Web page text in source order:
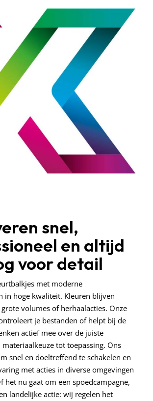
snel,
en altijd
voor detail
met moderne
in hoge kwaliteit. Kleuren blijven
volumes of herhaalacties. Onze
je bestanden of helpt bij de
actief mee over de juiste
tot toepassing. Ons
snel en doeltreffend te schakelen en
met acties in diverse omgevingen
het nu gaat om een spoedcampagne,
landelijke actie: wij regelen het